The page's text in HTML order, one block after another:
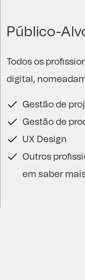
Público-
Todos os
digital,
Gestão de
Gestão de
UX Design
Outros
em saber